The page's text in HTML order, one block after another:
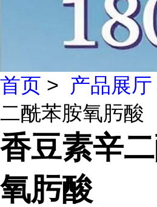
首页 > 产品展厅
二酰苯胺氧肟酸
香豆素辛
氧肟酸